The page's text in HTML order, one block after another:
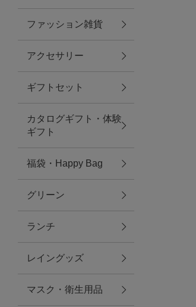
バス＆ビューティー
タオル
ウエア＆バッグ
ウエア
レイングッズ
アクセサリー
ファッション雑貨
ファッショングッズ
スマホケース・アクセサリー
ファッション雑貨
アクセサリー
ギフトセット
カタログギフト・体験
ギフト
福袋・Happy Bag
グリーン
ランチ
レイングッズ
マスク・衛生用品